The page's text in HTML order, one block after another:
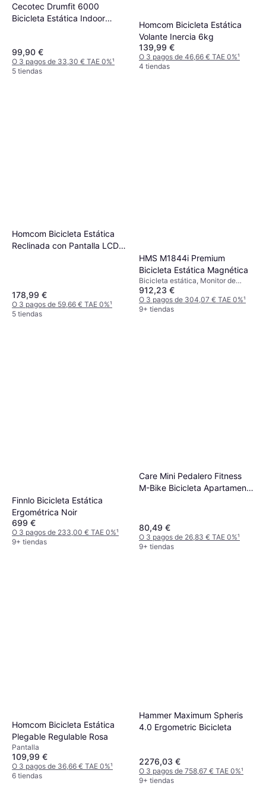
Cecotec Drumfit 6000
Bicicleta Estática Indoor
99,90 €
O 3 pagos de 33,30 € TAE 0%¹
5 tiendas
Homcom Bicicleta Estática
Volante Inercia 6kg
139,99 €
O 3 pagos de 46,66 € TAE 0%¹
4 tiendas
Homcom Bicicleta Estática
Reclinada con Pantalla LCD y
178,99 €
O 3 pagos de 59,66 € TAE 0%¹
5 tiendas
HMS M1844i Premium
Bicicleta Estática Magnética
Bicicleta estática, Monitor de
frecuencia cardíaca, Bluetooth,
USB, Contador de calorías
912,23 €
O 3 pagos de 304,07 € TAE 0%¹
9+ tiendas
Finnlo Bicicleta Estática
Ergométrica Noir
699 €
O 3 pagos de 233,00 € TAE 0%¹
9+ tiendas
Care Mini Pedalero Fitness
M-Bike Bicicleta Apartamento
80,49 €
O 3 pagos de 26,83 € TAE 0%¹
9+ tiendas
Homcom Bicicleta Estática
Plegable Regulable Rosa
Pantalla
109,99 €
O 3 pagos de 36,66 € TAE 0%¹
6 tiendas
Hammer Maximum Spheris
4.0 Ergometric Bicicleta
2276,03 €
O 3 pagos de 758,67 € TAE 0%¹
9+ tiendas